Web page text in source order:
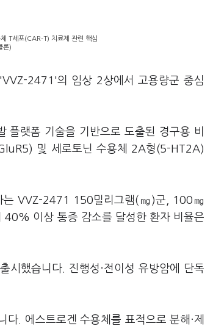
T세포(CAR-T) 치료제 관련 핵심
론)
2471'의 임상 2상에서 고용량군 중심
랫폼 기술을 기반으로 도출된 경구용 비
및 세로토닌 수용체 2A형(5-HT2A)
는 VVZ-2471 150밀리그램(㎎)군, 100㎎
40% 이상 통증 감소를 달성한 환자 비율은
시했습니다. 진행성·전이성 유방암에 단독
. 에스트로겐 수용체를 표적으로 분해·제